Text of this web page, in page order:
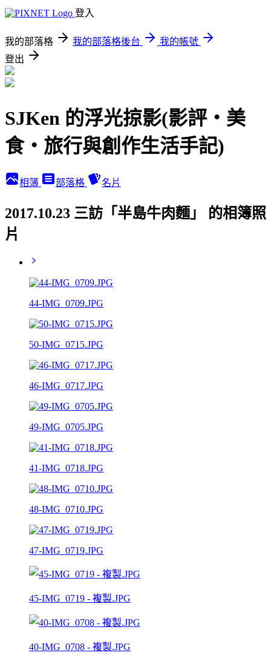
登入
我的部落格 我的部落格後台
我的帳號
登出
SJKen 的浮光掠影(影評‧美
食‧旅行與創作生活手記)
相簿 部落格 名片
2017.10.23 三訪「半島牛肉麵」 的相簿照
片
44-IMG_0709.JPG
50-IMG_0715.JPG
46-IMG_0717.JPG
49-IMG_0705.JPG
41-IMG_0718.JPG
48-IMG_0710.JPG
47-IMG_0719.JPG
45-IMG_0719 - 複製.JPG
40-IMG_0708 - 複製.JPG